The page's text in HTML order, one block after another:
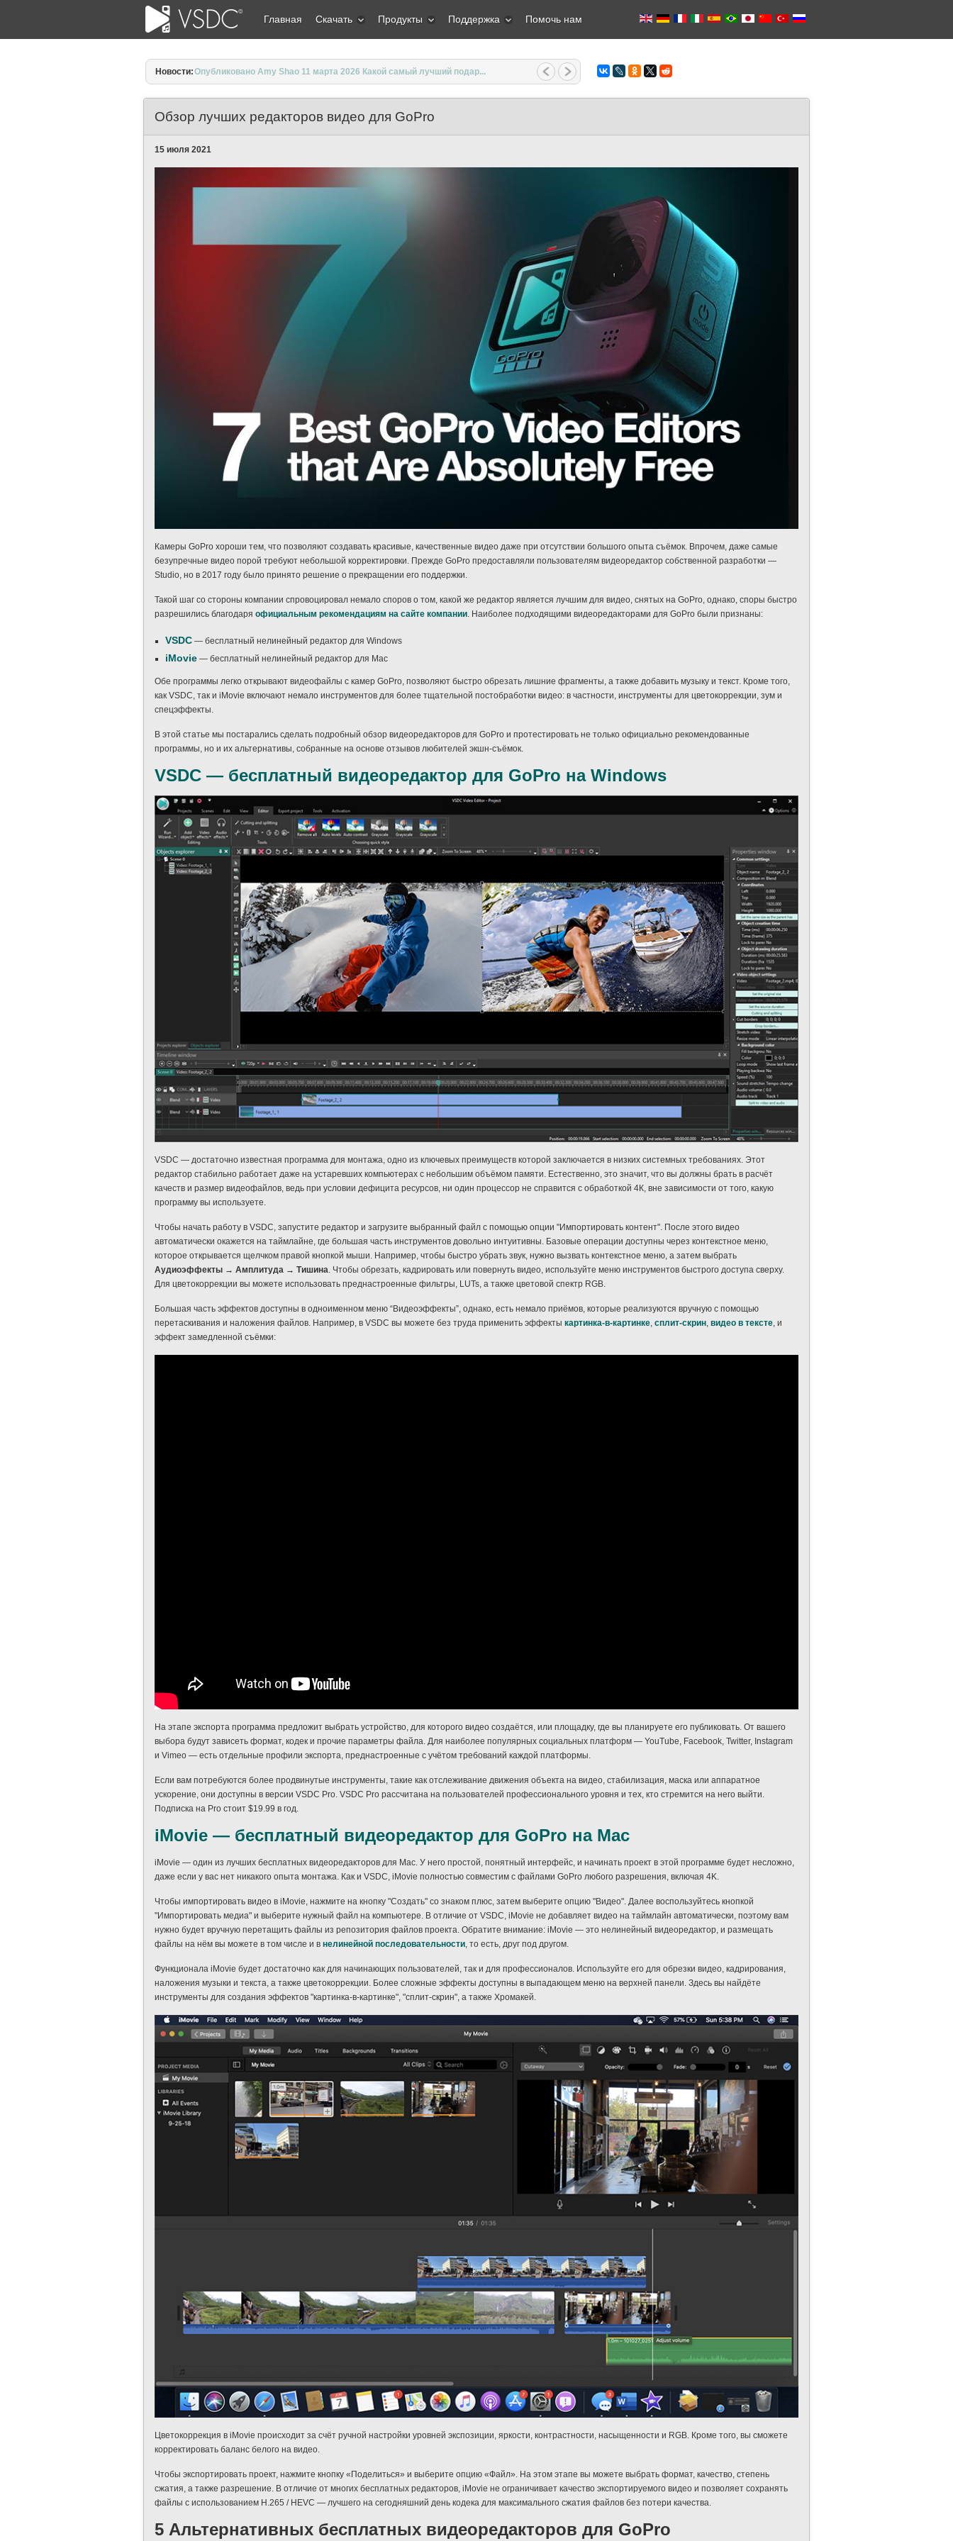
Главная Скачать Продукты Поддержка Помочь нам
Новости:Опубликовано Amy Shao 11 марта 2026 Какой самый лучший подар...
Обзор лучших редакторов видео для GoPro
15 июля 2021
Камеры GoPro хороши тем, что позволяют создавать красивые, качественные видео даже при отсутствии большого опыта съёмок. Впрочем, даже самые
безупречные видео порой требуют небольшой корректировки. Прежде GoPro предоставляли пользователям видеоредактор собственной разработки —
Studio, но в 2017 году было принято решение о прекращении его поддержки.
Такой шаг со стороны компании спровоцировал немало споров о том, какой же редактор является лучшим для видео, снятых на GoPro, однако, споры быстро
разрешились благодаря официальным рекомендациям на сайте компании. Наиболее подходящими видеоредакторами для GoPro были признаны:
VSDC — бесплатный нелинейный редактор для Windows
iMovie — бесплатный нелинейный редактор для Mac
Обе программы легко открывают видеофайлы с камер GoPro, позволяют быстро обрезать лишние фрагменты, а также добавить музыку и текст. Кроме того,
как VSDC, так и iMovie включают немало инструментов для более тщательной постобработки видео: в частности, инструменты для цветокоррекции, зум и
спецэффекты.
В этой статье мы постарались сделать подробный обзор видеоредакторов для GoPro и протестировать не только официально рекомендованные
программы, но и их альтернативы, собранные на основе отзывов любителей экшн-съёмок.
VSDC — бесплатный видеоредактор для GoPro на Windows
VSDC — достаточно известная программа для монтажа, одно из ключевых преимуществ которой заключается в низких системных требованиях. Этот
редактор стабильно работает даже на устаревших компьютерах с небольшим объёмом памяти. Естественно, это значит, что вы должны брать в расчёт
качеств и размер видеофайлов, ведь при условии дефицита ресурсов, ни один процессор не справится с обработкой 4К, вне зависимости от того, какую
программу вы используете.
Чтобы начать работу в VSDC, запустите редактор и загрузите выбранный файл с помощью опции "Импортировать контент". После этого видео
автоматически окажется на таймлайне, где большая часть инструментов довольно интуитивны. Базовые операции доступны через контекстное меню,
которое открывается щелчком правой кнопкой мыши. Например, чтобы быстро убрать звук, нужно вызвать контекстное меню, а затем выбрать
Аудиоэффекты → Амплитуда → Тишина . Чтобы обрезать, кадрировать или повернуть видео, используйте меню инструментов быстрого доступа сверху.
Для цветокоррекции вы можете использовать преднастроенные фильтры, LUTs, а также цветовой спектр RGB.
Большая часть эффектов доступны в одноименном меню “Видеоэффекты”, однако, есть немало приёмов, которые реализуются вручную с помощью
перетаскивания и наложения файлов. Например, в VSDC вы можете без труда применить эффекты картинка-в-картинке сплит-скрин видео в тексте , и
эффект замедленной съёмки:
На этапе экспорта программа предложит выбрать устройство, для которого видео создаётся, или площадку, где вы планируете его публиковать. От вашего
выбора будут зависеть формат, кодек и прочие параметры файла. Для наиболее популярных социальных платформ — YouTube, Facebook, Twitter, Instagram
и Vimeo — есть отдельные профили экспорта, преднастроенные с учётом требований каждой платформы.
Если вам потребуются более продвинутые инструменты, такие как отслеживание движения объекта на видео, стабилизация, маска или аппаратное
ускорение, они доступны в версии VSDC Pro. VSDC Pro рассчитана на пользователей профессионального уровня и тех, кто стремится на него выйти.
Подписка на Pro стоит $19.99 в год.
iMovie — бесплатный видеоредактор для GoPro на Mac
iMovie — один из лучших бесплатных видеоредакторов для Mac. У него простой, понятный интерфейс, и начинать проект в этой программе будет несложно,
даже если у вас нет никакого опыта монтажа. Как и VSDC, iMovie полностью совместим с файлами GoPro любого разрешения, включая 4K.
Чтобы импортировать видео в iMovie, нажмите на кнопку "Создать" со знаком плюс, затем выберите опцию "Видео". Далее воспользуйтесь кнопкой
"Импортировать медиа" и выберите нужный файл на компьютере. В отличие от VSDC, iMovie не добавляет видео на таймлайн автоматически, поэтому вам
нужно будет вручную перетащить файлы из репозитория файлов проекта. Обратите внимание: iMovie — это нелинейный видеоредактор, и размещать
файлы на нём вы можете в том числе и в нелинейной последовательности , то есть, друг под другом.
Функционала iMovie будет достаточно как для начинающих пользователей, так и для профессионалов. Используйте его для обрезки видео, кадрирования,
наложения музыки и текста, а также цветокоррекции. Более сложные эффекты доступны в выпадающем меню на верхней панели. Здесь вы найдёте
инструменты для создания эффектов "картинка-в-картинке", "сплит-скрин", а также Хромакей.
Цветокоррекция в iMovie происходит за счёт ручной настройки уровней экспозиции, яркости, контрастности, насыщенности и RGB. Кроме того, вы сможете
корректировать баланс белого на видео.
Чтобы экспортировать проект, нажмите кнопку «Поделиться» и выберите опцию «Файл». На этом этапе вы можете выбрать формат, качество, степень
сжатия, а также разрешение. В отличие от многих бесплатных редакторов, iMovie не ограничивает качество экспортируемого видео и позволяет сохранять
файлы с использованием H.265 / HEVC — лучшего на сегодняшний день кодека для максимального сжатия файлов без потери качества.
5 Альтернативных бесплатных видеоредакторов для GoPro